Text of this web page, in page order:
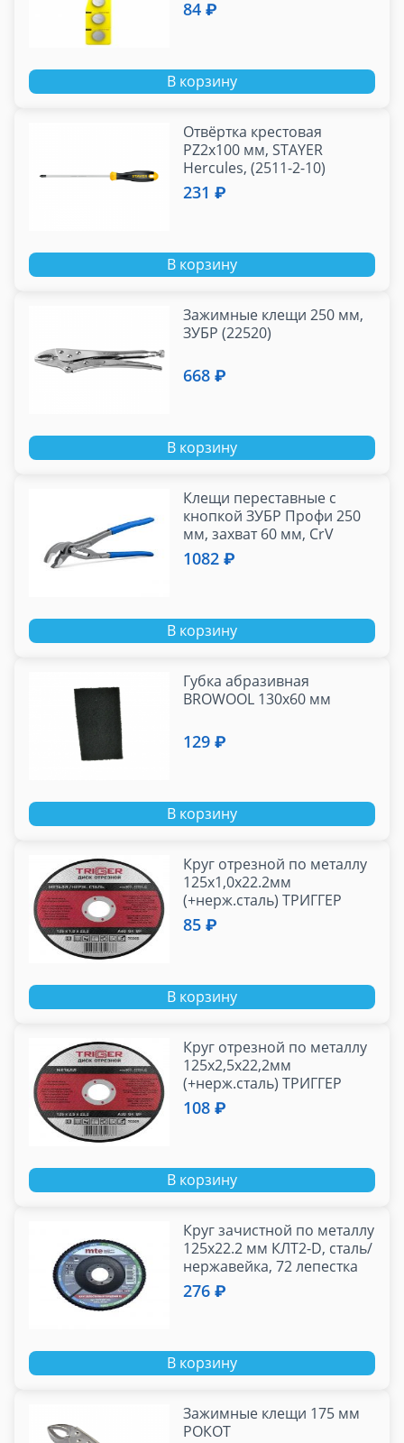
84 ₽
В корзину
Отвёртка крестовая
PZ2x100 мм, STAYER
Hercules, (2511-2-10)
231 ₽
В корзину
Зажимные клещи 250 мм,
ЗУБР (22520)
668 ₽
В корзину
Клещи переставные с
кнопкой ЗУБР Профи 250
мм, захват 60 мм, CrV
1082 ₽
В корзину
Губка абразивная
BROWOOL 130х60 мм
129 ₽
В корзину
Круг отрезной по металлу
125х1,0х22.2мм
(+нерж.сталь) ТРИГГЕР
70305 (10/100/400)
85 ₽
В корзину
Круг отрезной по металлу
125х2,5х22,2мм
(+нерж.сталь) ТРИГГЕР
70309
108 ₽
В корзину
Круг зачистной по металлу
125х22.2 мм КЛТ2-D, сталь/
нержавейка, 72 лепестка
MTE (торцевой)
276 ₽
В корзину
Зажимные клещи 175 мм
РОКОТ